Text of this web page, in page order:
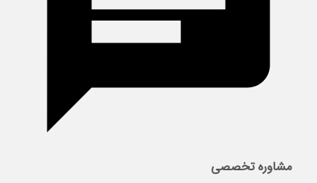
مشاوره تخصصی